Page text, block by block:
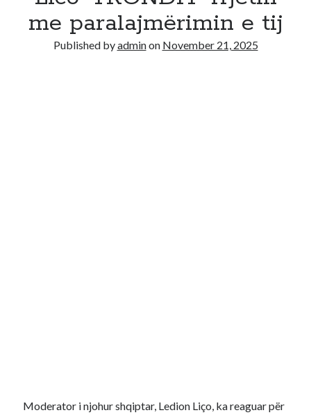
me paralajmërimin e tij
Published byadminon November 21, 2025
Moderator i njohur shqiptar, Ledion Liço, ka reaguar për